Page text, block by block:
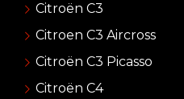
Citroën C3
Citroen C3 Aircross
Citroën C3 Picasso
Citroën C4